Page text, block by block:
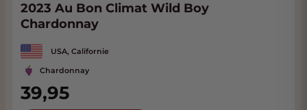
2023 Au Bon Climat Wild Boy
Chardonnay
USA, Californie
Chardonnay
39,95